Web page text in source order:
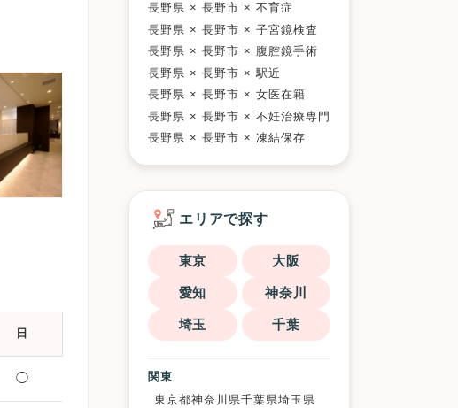
日
◯
長野県 × 長野市 × 不育症
長野県 × 長野市 × 子宮鏡検査
長野県 × 長野市 × 腹腔鏡手術
長野県 × 長野市 × 駅近
長野県 × 長野市 × 女医在籍
長野県 × 長野市 × 不妊治療専門
長野県 × 長野市 × 凍結保存
エリアで探す
東京 大阪
愛知 神奈川
埼玉 千葉
関東
東京都神奈川県千葉県埼玉県